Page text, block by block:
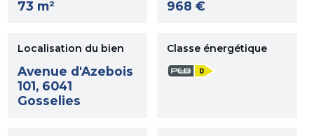
73 m² 968 €
Localisation du bien
Avenue d'Azebois
101, 6041
Gosselies
Classe énergétique